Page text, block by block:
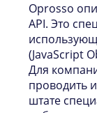
Oprosso
API. Это
(JavaScript
Для
проводить
штате